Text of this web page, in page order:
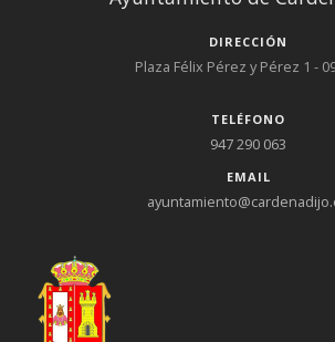
DIRECCIÓN
Plaza Félix Pérez y Pérez 1 -
TELÉFONO
947 290 063
EMAIL